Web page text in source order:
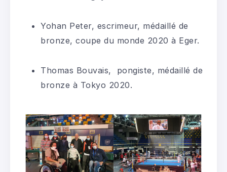
Yohan Peter, escrimeur, médaillé de
bronze, coupe du monde 2020 à Eger.
Thomas Bouvais, pongiste, médaillé de
bronze à Tokyo 2020.